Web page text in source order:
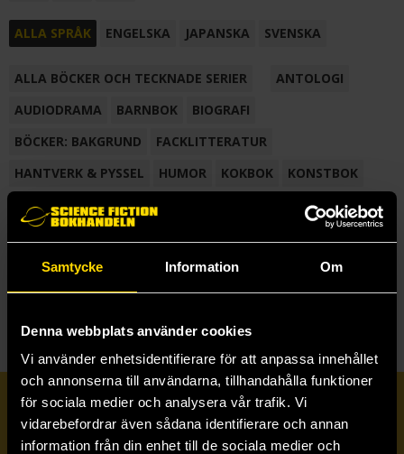
Samtycke Information Om
Denna webbplats använder cookies
Vi använder enhetsidentifierare för att anpassa innehållet
och annonserna till användarna, tillhandahålla funktioner
för sociala medier och analysera vår trafik. Vi
vidarebefordrar även sådana identifierare och annan
information från din enhet till de sociala medier och
ALLA SPRÅK ENGELSKA JAPANSKA SVENSKA
ALLA BÖCKER OCH TECKNADE SERIER
ANTOLOGI
AUDIODRAMA
BARNBOK
BIOGRAFI
BÖCKER: BAKGRUND
FACKLITTERATUR
HANTVERK & PYSSEL
HUMOR KOKBOK
KONSTBOK
KORTROMAN
LÄROBOK
NOVELL
SAMLINGSVOLYM
TECKNA & MÅLA TECKNAD SERIE
Prenumerera på vårt nyhetsbrev